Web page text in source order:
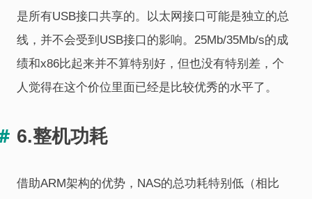
是所有USB接口共享的。以太网接口可能是独立的总
线，并不会受到USB接口的影响。25Mb/35Mb/s的成
绩和x86比起来并不算特别好，但也没有特别差，个
人觉得在这个价位里面已经是比较优秀的水平了。
6.整机功耗
借助ARM架构的优势，NAS的总功耗特别低（相比